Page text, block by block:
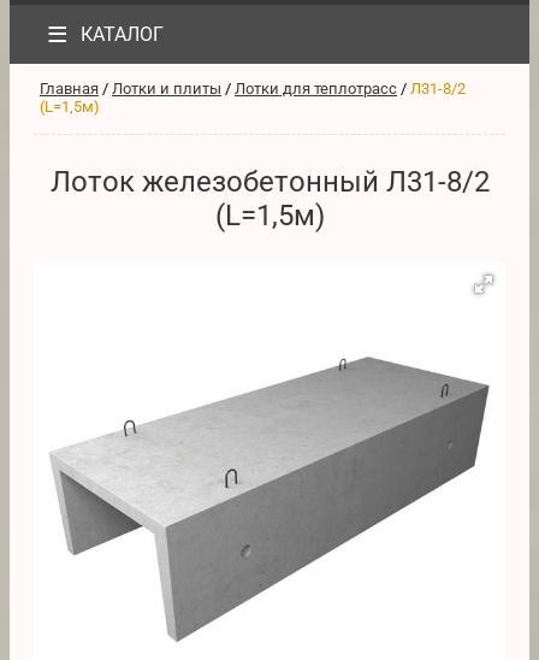
≡ КАТАЛОГ
Главная / Лотки и плиты / Лотки для теплотрасс / Л31-8/2
(L=1,5м)
Лоток железобетонный Л31-8/2
(L=1,5м)